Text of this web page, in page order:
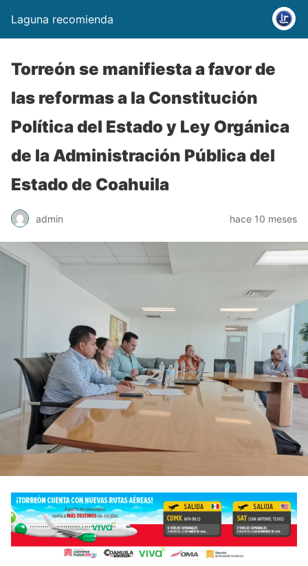
Laguna recomienda
Torreón se manifiesta a favor de
las reformas a la Constitución
Política del Estado y Ley Orgánica
de la Administración Pública del
Estado de Coahuila
admin hace 10 meses